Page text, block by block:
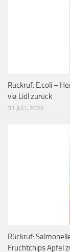
Rückruf: E.coli –
via Lidl zurück
31 JULI, 2026
Rückruf:
Fruchtchips Apfel